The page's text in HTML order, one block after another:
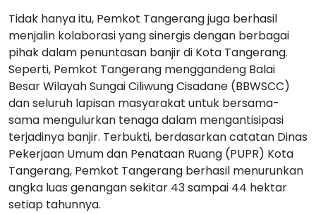
Tidak hanya itu, Pemkot Tangerang juga berhasil
menjalin kolaborasi yang sinergis dengan berbagai
pihak dalam penuntasan banjir di Kota Tangerang.
Seperti, Pemkot Tangerang menggandeng Balai
Besar Wilayah Sungai Ciliwung Cisadane (BBWSCC)
dan seluruh lapisan masyarakat untuk bersama-
sama mengulurkan tenaga dalam mengantisipasi
terjadinya banjir. Terbukti, berdasarkan catatan Dinas
Pekerjaan Umum dan Penataan Ruang (PUPR) Kota
Tangerang, Pemkot Tangerang berhasil menurunkan
angka luas genangan sekitar 43 sampai 44 hektar
setiap tahunnya.